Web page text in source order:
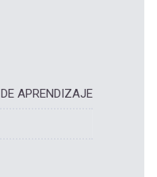
APRENDIZAJE